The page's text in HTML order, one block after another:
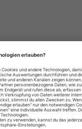
Impressum
Einstellungen